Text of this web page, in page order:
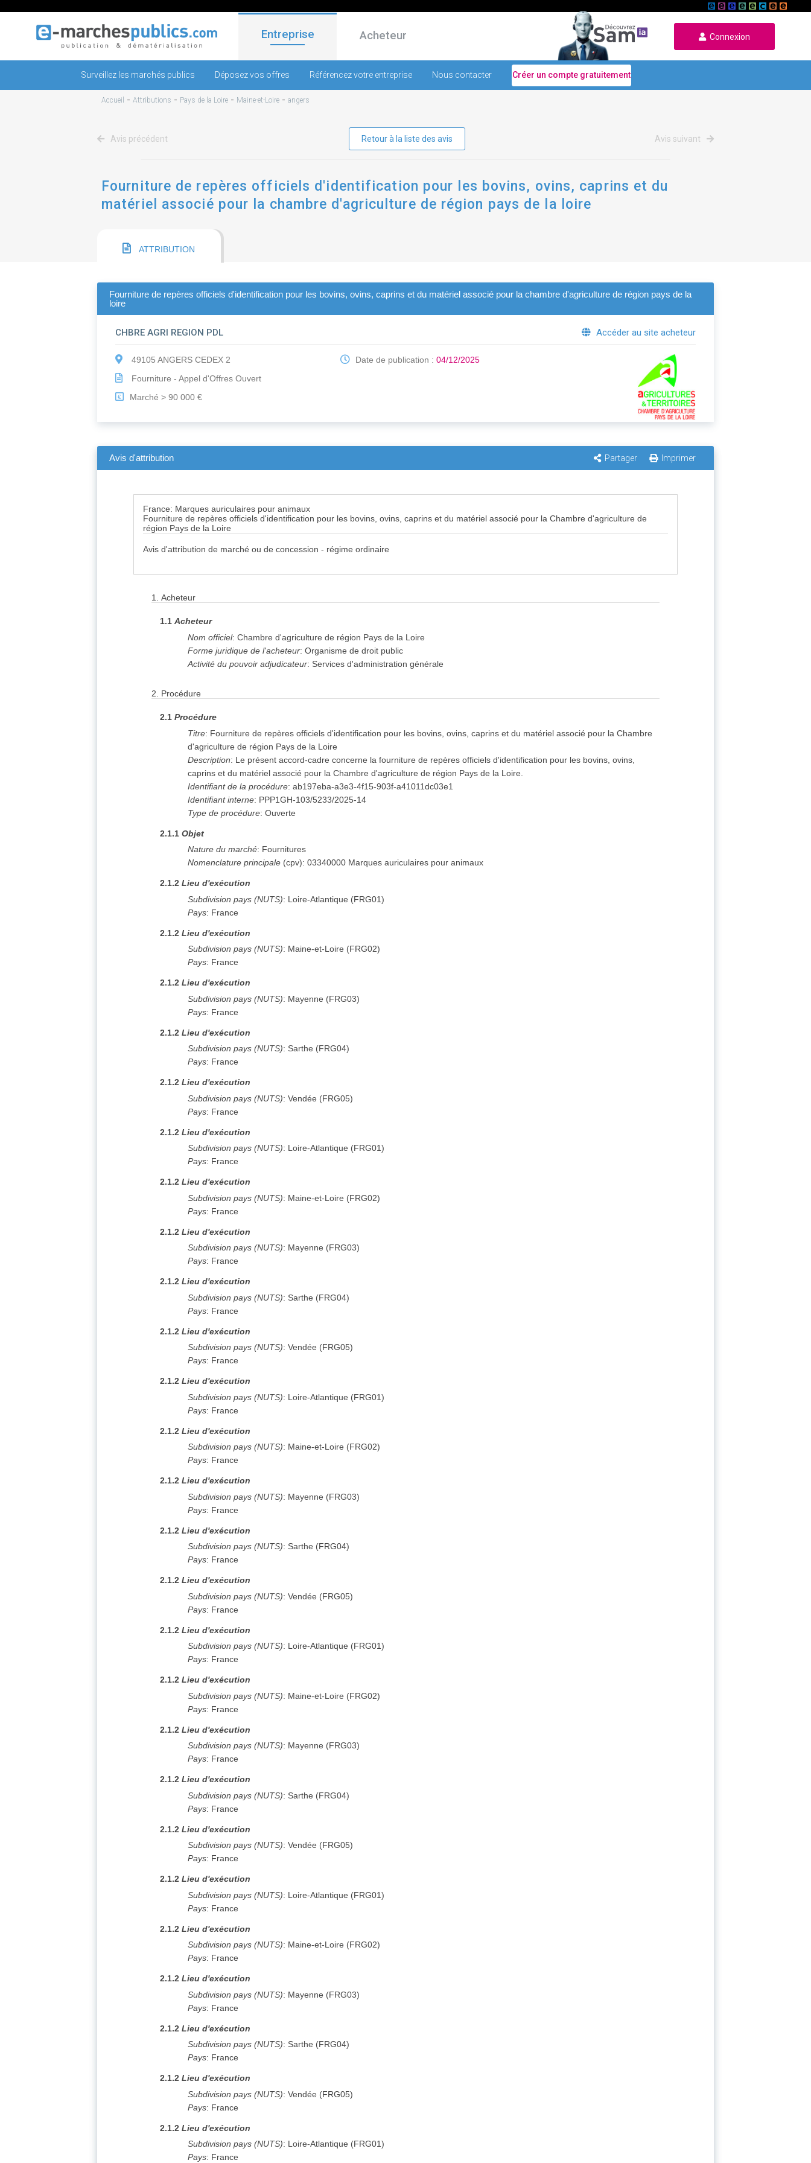
Entreprise Acheteur Connexion
Surveillez les marchés publics Déposez vos offres Référencez votre entreprise Nous contacter Créer un compte gratuitement
Accueil - Attributions - Pays de la Loire - Maine-et-Loire - angers
Avis précédent Retour à la liste des avis Avis suivant
Fourniture de repères officiels d'identification pour les bovins, ovins, caprins et du
matériel associé pour la chambre d'agriculture de région pays de la loire
ATTRIBUTION
Fourniture de repères officiels d'identification pour les bovins, ovins, caprins et du matériel associé pour la chambre d'agriculture de région pays de la
loire
CHBRE AGRI REGION PDL Accéder au site acheteur
49105 ANGERS CEDEX 2
Fourniture - Appel d'Offres Ouvert
€ Marché > 90 000 €
Date de publication : 04/12/2025
Avis d'attribution Partager Imprimer
France: Marques auriculaires pour animaux
Fourniture de repères officiels d'identification pour les bovins, ovins, caprins et du matériel associé pour la Chambre d'agriculture de
région Pays de la Loire
Avis d'attribution de marché ou de concession - régime ordinaire
1.Acheteur
1.1Acheteur
Nom officiel:Chambre d'agriculture de région Pays de la Loire
Forme juridique de l'acheteur:Organisme de droit public
Activité du pouvoir adjudicateur: Services d'administration générale
2. Procédure
2.1Procédure
Titre: Fourniture de repères officiels d'identification pour les bovins, ovins, caprins et du matériel associé pour la Chambre
d'agriculture de région Pays de la Loire
Description: Le présent accord-cadre concerne la fourniture de repères officiels d'identification pour les bovins, ovins,
caprins et du matériel associé pour la Chambre d'agriculture de région Pays de la Loire.
Identifiant de la procédure:ab197eba-a3e3-4f15-903f-a41011dc03e1
Identifiant interne: PPP1GH-103/5233/2025-14
Type de procédure:Ouverte
2.1.1Objet
Nature du marché: Fournitures
Nomenclature principale (cpv):03340000 Marques auriculaires pour animaux
2.1.2Lieu d'exécution
Subdivision pays (NUTS): Loire-Atlantique (FRG01)
Pays: France
2.1.2Lieu d'exécution
Subdivision pays (NUTS): Maine-et-Loire (FRG02)
Pays: France
2.1.2Lieu d'exécution
Subdivision pays (NUTS): Mayenne (FRG03)
Pays: France
2.1.2Lieu d'exécution
Subdivision pays (NUTS): Sarthe (FRG04)
Pays: France
2.1.2Lieu d'exécution
Subdivision pays (NUTS):Vendée (FRG05)
Pays: France
2.1.2Lieu d'exécution
Subdivision pays (NUTS): Loire-Atlantique (FRG01)
Pays: France
2.1.2Lieu d'exécution
Subdivision pays (NUTS): Maine-et-Loire (FRG02)
Pays: France
2.1.2Lieu d'exécution
Subdivision pays (NUTS): Mayenne (FRG03)
Pays: France
2.1.2Lieu d'exécution
Subdivision pays (NUTS): Sarthe (FRG04)
Pays: France
2.1.2Lieu d'exécution
Subdivision pays (NUTS):Vendée (FRG05)
Pays: France
2.1.2Lieu d'exécution
Subdivision pays (NUTS): Loire-Atlantique (FRG01)
Pays: France
2.1.2Lieu d'exécution
Subdivision pays (NUTS): Maine-et-Loire (FRG02)
Pays: France
2.1.2Lieu d'exécution
Subdivision pays (NUTS): Mayenne (FRG03)
Pays: France
2.1.2Lieu d'exécution
Subdivision pays (NUTS): Sarthe (FRG04)
Pays: France
2.1.2Lieu d'exécution
Subdivision pays (NUTS):Vendée (FRG05)
Pays: France
2.1.2Lieu d'exécution
Subdivision pays (NUTS): Loire-Atlantique (FRG01)
Pays: France
2.1.2Lieu d'exécution
Subdivision pays (NUTS): Maine-et-Loire (FRG02)
Pays: France
2.1.2Lieu d'exécution
Subdivision pays (NUTS): Mayenne (FRG03)
Pays: France
2.1.2Lieu d'exécution
Subdivision pays (NUTS): Sarthe (FRG04)
Pays: France
2.1.2Lieu d'exécution
Subdivision pays (NUTS):Vendée (FRG05)
Pays: France
2.1.2Lieu d'exécution
Subdivision pays (NUTS): Loire-Atlantique (FRG01)
Pays: France
2.1.2Lieu d'exécution
Subdivision pays (NUTS): Maine-et-Loire (FRG02)
Pays: France
2.1.2Lieu d'exécution
Subdivision pays (NUTS): Mayenne (FRG03)
Pays: France
2.1.2Lieu d'exécution
Subdivision pays (NUTS): Sarthe (FRG04)
Pays: France
2.1.2Lieu d'exécution
Subdivision pays (NUTS):Vendée (FRG05)
Pays: France
2.1.2Lieu d'exécution
Subdivision pays (NUTS): Loire-Atlantique (FRG01)
Pays: France
1. Acheteur
2. Procédure expand_more
6. Résultats
8. Organisations (6) expand_more
Informations relatives à l'avis